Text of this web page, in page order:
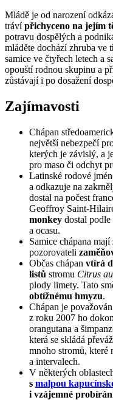
Mládě je od narození
trávípřichyceno na jejím
potravu dospělých a
mláděte dochází zhruba ve
samice ve čtyřech letech a
opouští rodnou skupinu a
zůstávají i po dosažení
Zajímavosti
Chápan
největší nebezpečí
kterých je závislý, a
pro maso či odchyt
Latinské rodové
a odkazuje na
dostal na počest
Geoffroy Saint-
monkey dostal
a ocasu.
Samice chápana mají
pozorovateli
Občas chápan vtírá
listů stromu Citrus
plody limety. Tato
obtížnému hmyzu.
Chápan je
z roku 2007 ho
orangutana a
která se skládá
mnoho stromů, které
a intervalech.
V některých
s malpou
i vzájemné